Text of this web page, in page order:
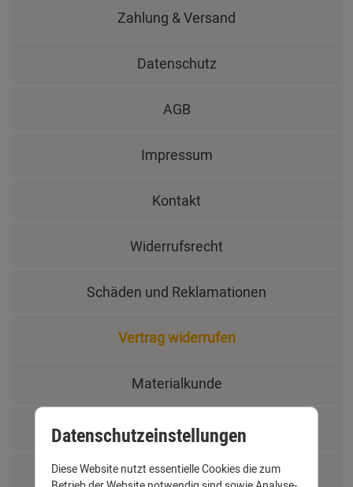
Zahlung & Versand
Datenschutz
AGB
Impressum
Kontakt
Widerrufsrecht
Schäden und Reklamationen
Vertrag widerrufen
Materialkunde
Fachbegriffe
Jobs
Datenschutzeinstellungen
Diese Website nutzt essentielle Cookies die zum